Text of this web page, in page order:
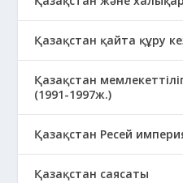
Қазақстан қайта құру
Қазақстан
(1991-1997ж.)
Қазақстан Ресей
Қазақстан саясаты